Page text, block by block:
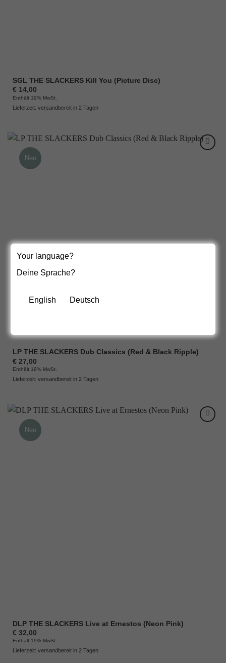
SGL THE SLACKERS Kill You (Picture Disc)
€14,00
Enthält 19% MwSt.
Lieferzeit: versandbereit in 2 Tagen
Neu
LP THE SLACKERS Dub Classics (Red & Black Ripple)
€27,00
Enthält 19% MwSt.
Lieferzeit: versandbereit in 2 Tagen
Neu
DLP THE SLACKERS Live at Ernestos (Neon Pink)
€32,00
Enthält 19% MwSt.
Lieferzeit: versandbereit in 2 Tagen
Your language?
Deine Sprache?
English Deutsch